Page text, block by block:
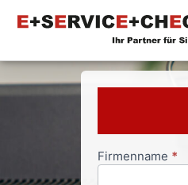
Anfrageformular
Firmenname *